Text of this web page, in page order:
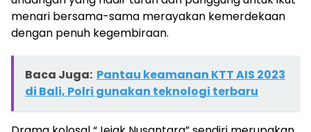
menari bersama-sama merayakan kemerdekaan
dengan penuh kegembiraan.
Baca Juga: Pantau keamanan KTT AIS 2023
di Bali, Polri gunakan teknologi terbaru